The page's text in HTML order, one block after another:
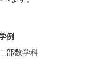
例
部数学科